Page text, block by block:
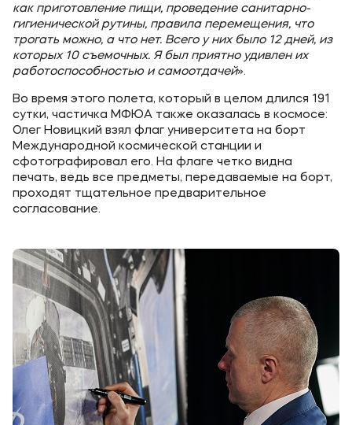
как приготовление пищи, проведение санитарно-
гигиенической рутины, правила перемещения, что
трогать можно, а что нет. Всего у них было 12 дней, из
которых 10 съемочных. Я был приятно удивлен их
работоспособностью и самоотдачей».
Во время этого полета, который в целом длился 191
сутки, частичка МФЮА также оказалась в космосе:
Олег Новицкий взял флаг университета на борт
Международной космической станции и
сфотографировал его. На флаге четко видна
печать, ведь все предметы, передаваемые на борт,
проходят тщательное предварительное
согласование.